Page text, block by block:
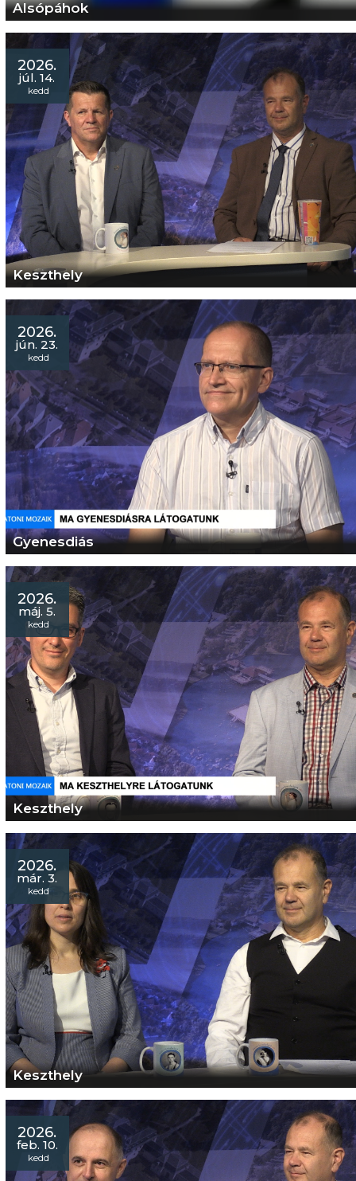
Alsópáhok
2026.
júl. 14.
kedd
Keszthely
2026.
jún. 23.
kedd
Gyenesdiás
2026.
máj. 5.
kedd
Keszthely
2026.
már. 3.
kedd
Keszthely
2026.
feb. 10.
kedd